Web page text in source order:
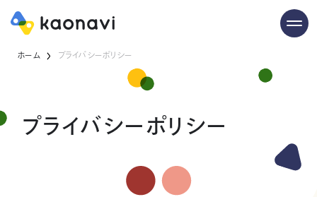
ホーム プライバシーポリシー
プライバシーポリシー